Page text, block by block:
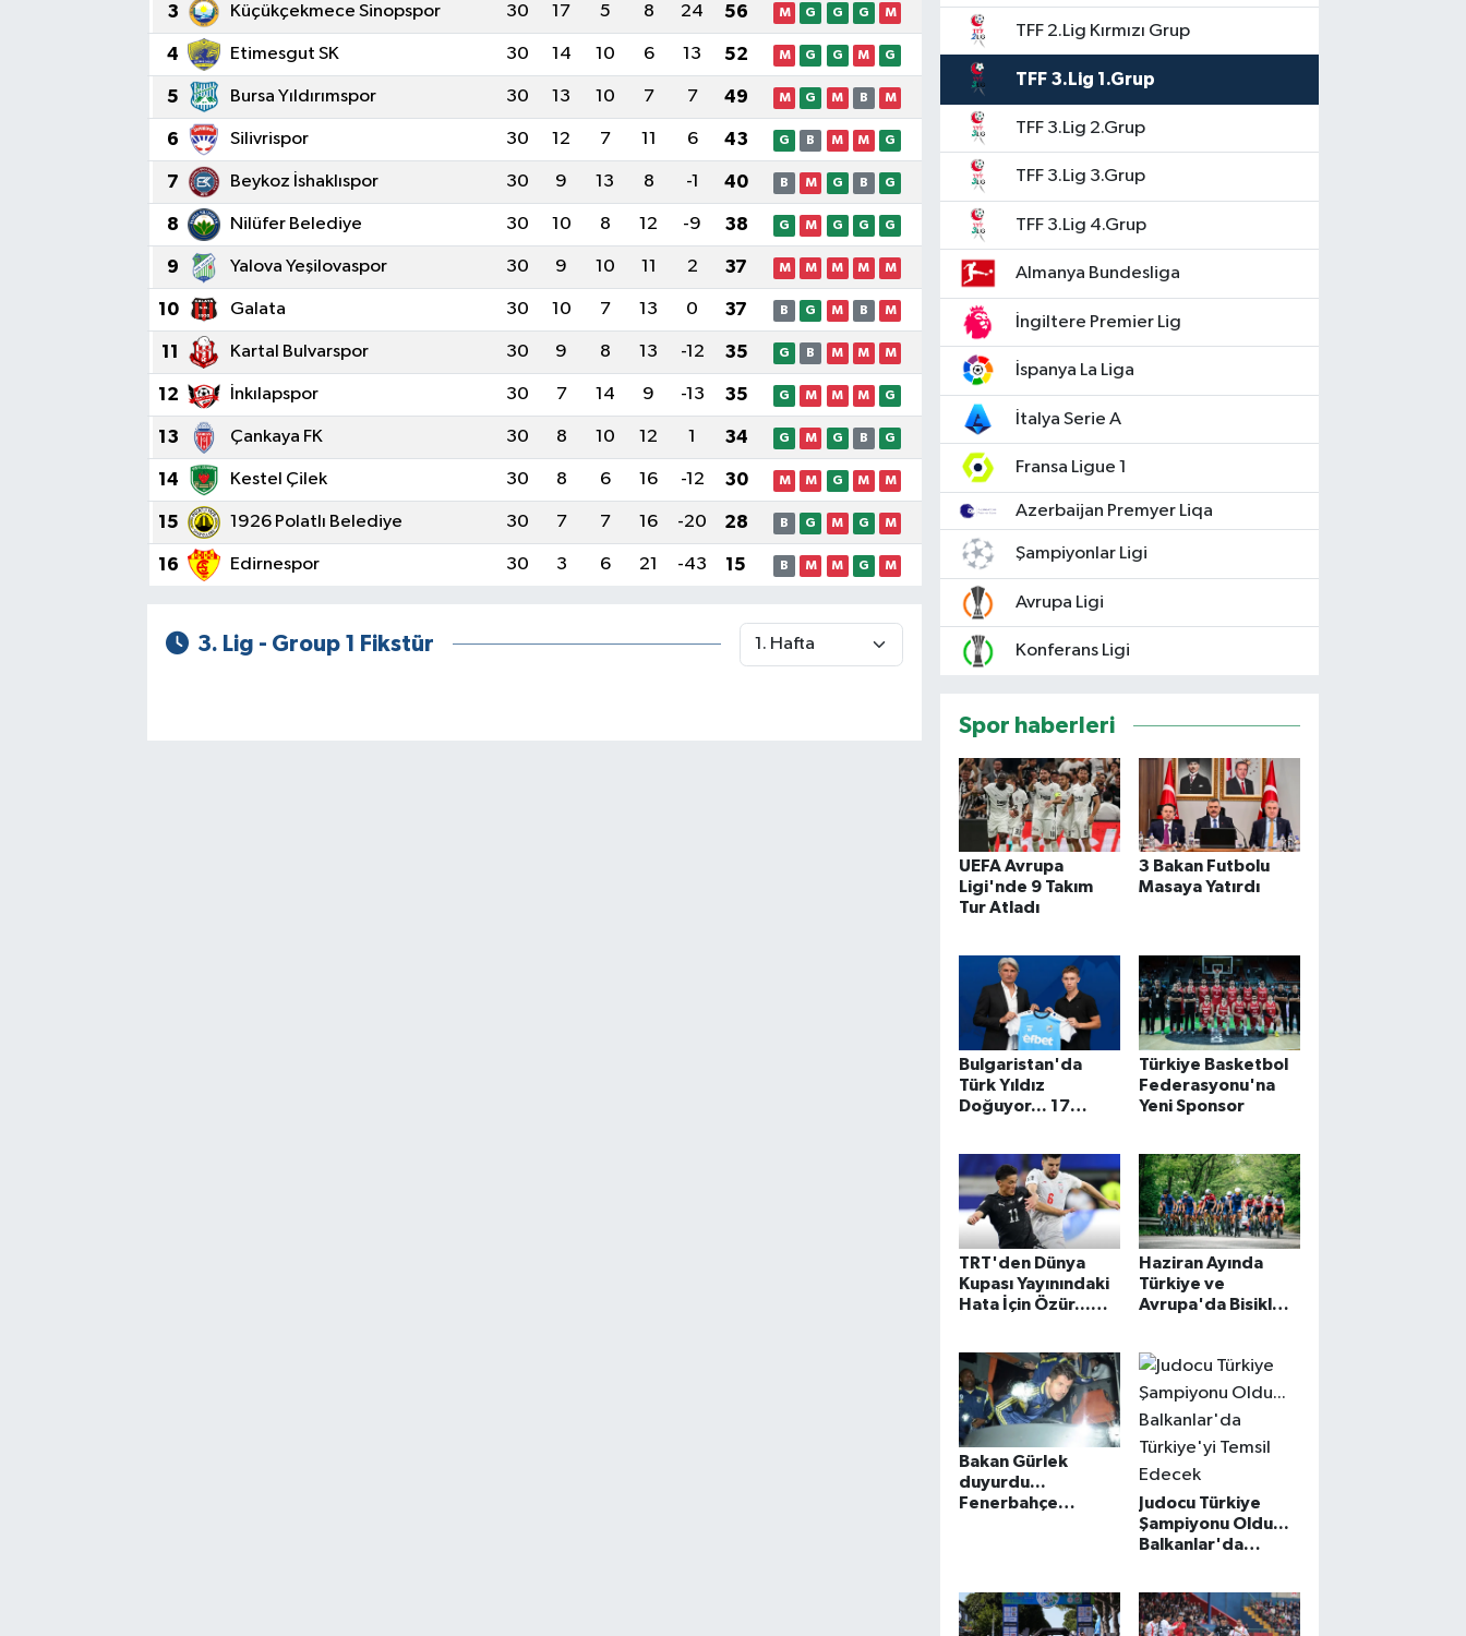
3 Küçükçekmece Sinopspor 30 17 5 8 24 56 M G G G M
4 Etimesgut SK 30 14 10 6 13 52 M G G M G
5 Bursa Yıldırımspor 30 13 10 7 7 49 M G M B M
6 Silivrispor 30 12 7 11 6 43 G B M M G
7 Beykoz İshaklıspor 30 9 13 8 -1 40 B M G B G
8 Nilüfer Belediye 30 10 8 12 -9 38 G M G G G
9 Yalova Yeşilovaspor 30 9 10 11 2 37 M M M M M
10 Galata 30 10 7 13 0 37 B G M B M
11 Kartal Bulvarspor 30 9 8 13 -12 35 G B M M M
12 İnkılapspor 30 7 14 9 -13 35 G M M M G
13 Çankaya FK 30 8 10 12 1 34 G M G B G
14 Kestel Çilek 30 8 6 16 -12 30 M M G M M
15 1926 Polatlı Belediye 30 7 7 16 -20 28 B G M G M
16 Edirnespor 30 3 6 21 -43 15 B M M G M
3. Lig - Group 1 Fikstür
TFF 2.Lig Kırmızı Grup
TFF 3.Lig 1.Grup
TFF 3.Lig 2.Grup
TFF 3.Lig 3.Grup
TFF 3.Lig 4.Grup
Almanya Bundesliga
İngiltere Premier Lig
İspanya La Liga
İtalya Serie A
Fransa Ligue 1
Azerbaijan Premyer Liqa
Şampiyonlar Ligi
Avrupa Ligi
Konferans Ligi
Spor haberleri
UEFA Avrupa
Ligi'nde 9 Takım
Tur Atladı
3 Bakan Futbolu
Masaya Yatırdı
Bulgaristan'da
Türk Yıldız
Doğuyor... 17
Türkiye Basketbol
Federasyonu'na
Yeni Sponsor
TRT'den Dünya
Kupası Yayınındaki
Hata İçin Özür...
Haziran Ayında
Türkiye ve
Avrupa'da Bisiklet
Bakan Gürlek
duyurdu...
Fenerbahçe
Judocu Türkiye
Şampiyonu Oldu...
Balkanlar'da
Tarih - Kültür - Sanat - Turizm